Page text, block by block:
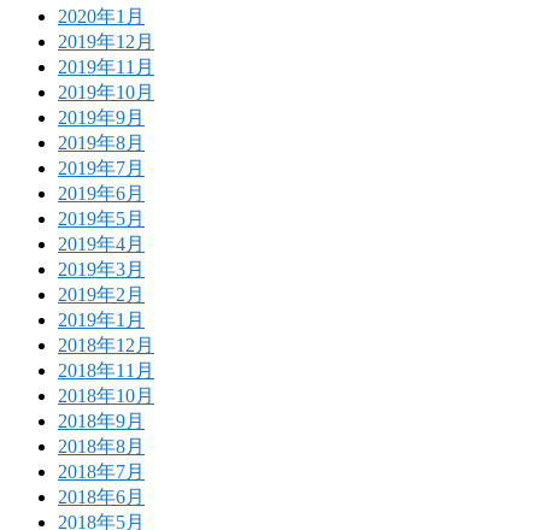
2020年1月
2019年12月
2019年11月
2019年10月
2019年9月
2019年8月
2019年7月
2019年6月
2019年5月
2019年4月
2019年3月
2019年2月
2019年1月
2018年12月
2018年11月
2018年10月
2018年9月
2018年8月
2018年7月
2018年6月
2018年5月